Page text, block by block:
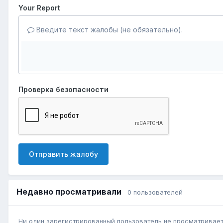
Your Report
Введите текст жалобы (не обязательно).
Проверка безопасности
Отправить жалобу
Недавно просматривали 0 пользователей
Ни один зарегистрированный пользователь не